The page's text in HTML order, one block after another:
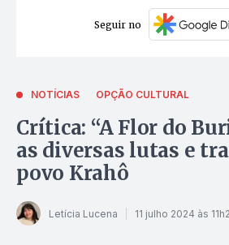
Seguir no
NOTÍCIAS OPÇÃO CULTURAL
Crítica: “A Flor do
as diversas lutas e
povo Krahô
Letícia Lucena 11 julho 2024 às